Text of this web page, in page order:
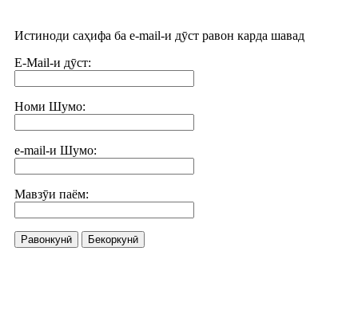
Истиноди саҳифа ба e-mail-и дӯст равон карда шавад
E-Mail-и дӯст:
Номи Шумо:
e-mail-и Шумо:
Мавзӯи паём:
Равонкунӣ Бекоркунӣ